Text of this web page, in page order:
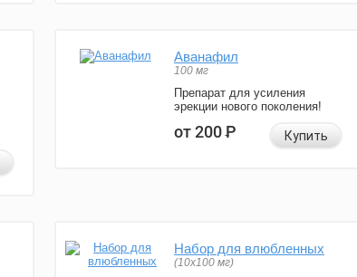
Аванафил
100 мг
Препарат для усиления
эрекции нового поколения!
от 200Р Купить
Набор для влюбленных
(10х100 мг)